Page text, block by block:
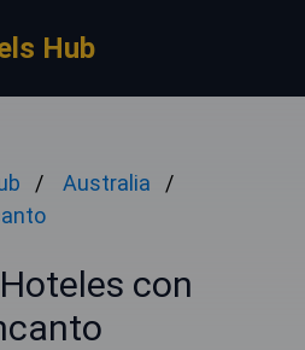
Hub
Australia
con